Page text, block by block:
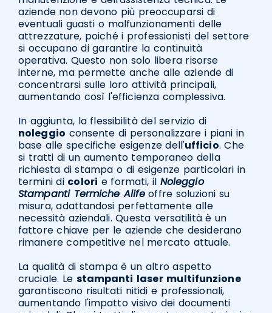
aziende non devono più preoccuparsi di
eventuali guasti o malfunzionamenti delle
attrezzature, poiché i professionisti del settore
si occupano di garantire la continuità
operativa. Questo non solo libera risorse
interne, ma permette anche alle aziende di
concentrarsi sulle loro attività principali,
aumentando così l'efficienza complessiva.
In aggiunta, la flessibilità del servizio di
noleggio consente di personalizzare i piani in
base alle specifiche esigenze dell'ufficio. Che
si tratti di un aumento temporaneo della
richiesta di stampa o di esigenze particolari in
termini di colori e formati, il Noleggio
Stampanti Termiche Alifeoffre soluzioni su
misura, adattandosi perfettamente alle
necessità aziendali. Questa versatilità è un
fattore chiave per le aziende che desiderano
rimanere competitive nel mercato attuale.
La qualità di stampa è un altro aspetto
cruciale. Le stampanti laser multifunzione
garantiscono risultati nitidi e professionali,
aumentando l'impatto visivo dei documenti